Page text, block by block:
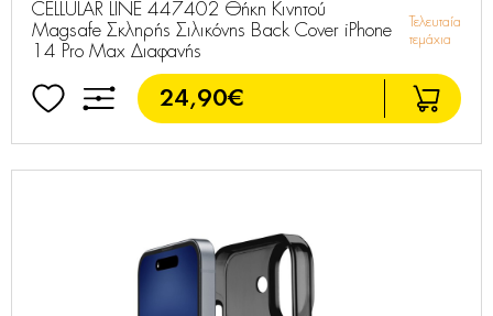
CELLULAR LINE 447402 Θήκη Κινητού
Magsafe Σκληρής Σιλικόνης Back Cover iPhone
14 Pro Max Διαφανής
Τελευταία
τεμάχια
24,90€